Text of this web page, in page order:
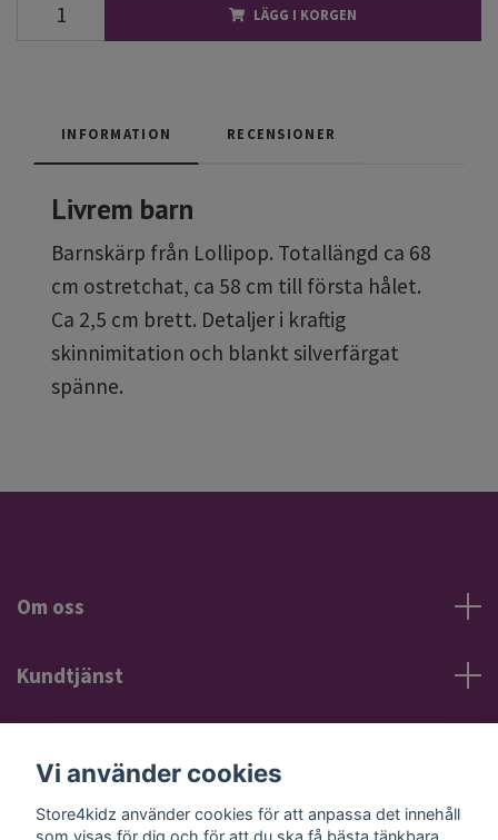
LÄGG I KORGEN
INFORMATION RECENSIONER
Livrem barn
Barnskärp från Lollipop. Totallängd ca 68
cm ostretchat, ca 58 cm till första hålet.
Ca 2,5 cm brett. Detaljer i kraftig
skinnimitation och blankt silverfärgat
spänne.
Om oss
Kundtjänst
Sociala medier
Vi använder cookies
Store4kidz använder cookies för att anpassa det innehåll
som visas för dig och för att du ska få bästa tänkbara